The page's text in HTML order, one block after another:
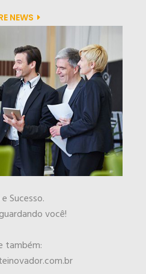
NEWS
Sucesso.
você!
também: